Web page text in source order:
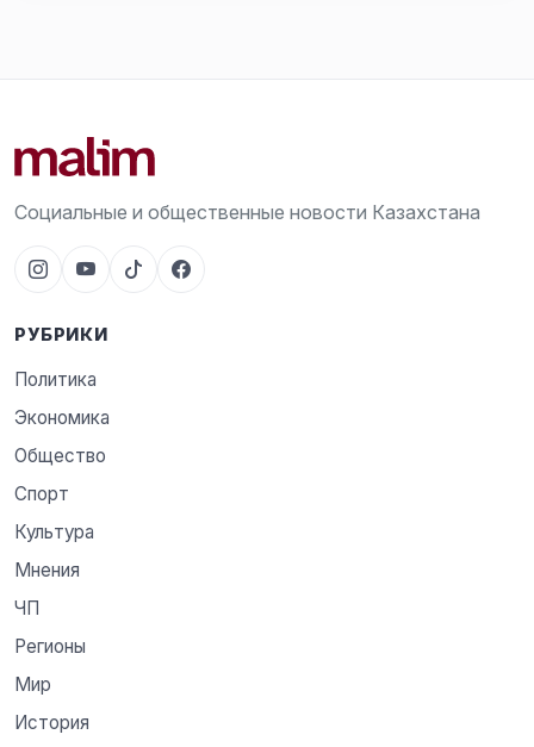
Социальные и общественные новости Казахстана
РУБРИКИ
Политика
Экономика
Общество
Спорт
Культура
Мнения
ЧП
Регионы
Мир
История